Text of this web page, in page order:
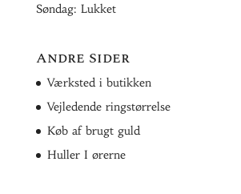
Søndag: Lukket
Andre Sider
Værksted i butikken
Vejledende ringstørrelse
Køb af brugt guld
Huller I ørerne